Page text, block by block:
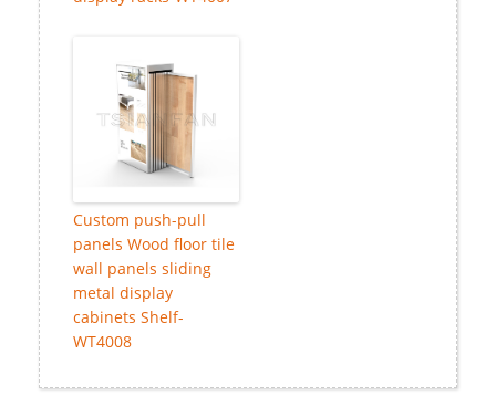
Custom push-pull
panels Wood floor tile
wall panels sliding
metal display
cabinets Shelf-
WT4008